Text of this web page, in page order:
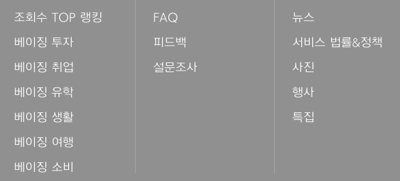
조회수 TOP 랭킹
베이징 투자
베이징 취업
베이징 유학
베이징 생활
베이징 여행
베이징 소비
FAQ
피드백
설문조사
뉴스
서비스 법률&정책
사진
행사
특집